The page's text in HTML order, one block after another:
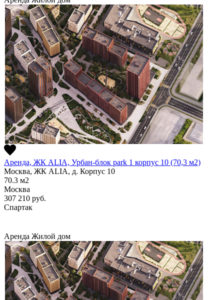
Аренда, ЖК ALIA, Урбан-блок park 1 корпус 10 (70,3 м2)
Москва, ЖК ALIA, д. Корпус 10
70.3 м2
Москва
307 210 руб.
Спартак
Аренда Жилой дом